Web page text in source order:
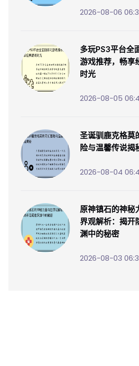
2026-08-06
多玩PS3平台全
游戏推荐，畅享
时光
2026-08-05
圣诞驯鹿克格莫
险与温馨传说揭
2026-08-04
原神镇石的神秘
界观解析：揭开
渊中的秘密
2026-08-03